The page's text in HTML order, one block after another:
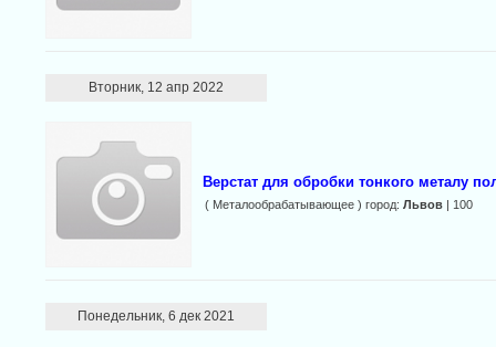
Вторник, 12 апр 2022
Верстат для обробки тонкого металу
( Металообрабатывающее ) город: Львов| 100
Понедельник, 6 дек 2021